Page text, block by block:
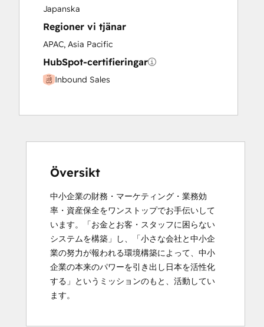
Japanska
Regioner vi tjänar
APAC, Asia Pacific
HubSpot-certifieringar
Inbound Sales
Översikt
中小企業の財務・マーケティング・業務効
率・資産保全をワンストップでお手伝いして
います。「お金とお客・スタッフに困らない
システムを構築」し、「小さな会社と中小企
業の努力が報われる環境構築によって、中小
企業の本来のパワーを引き出し日本を活性化
する」というミッションのもと、活動してい
ます。